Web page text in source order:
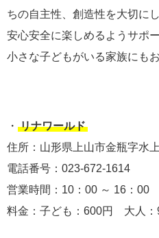
ちの自主性、創造性を大切に
安心安全に楽しめるようサポ
小さな子どもがいる家族にも
・ リナワールド
住所：山形県上山市金瓶字水
電話番号：023-672-1614
営業時間：10：00 ～ 16：00
料金：子ども：600円 大人：